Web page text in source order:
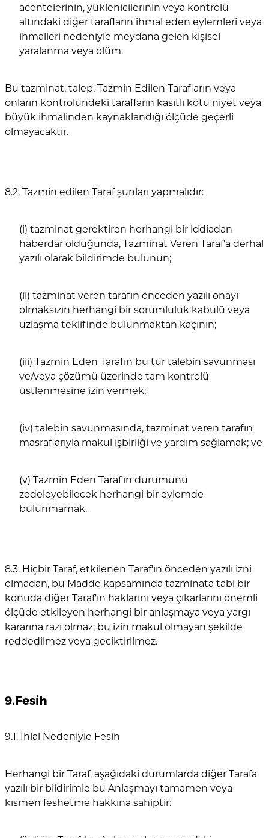
acentelerinin, yüklenicilerinin veya kontrolü
altındaki diğer tarafların ihmal eden eylemleri veya
ihmalleri nedeniyle meydana gelen kişisel
yaralanma veya ölüm.
Bu tazminat, talep, Tazmin Edilen Tarafların veya
onların kontrolündeki tarafların kasıtlı kötü niyet veya
büyük ihmalinden kaynaklandığı ölçüde geçerli
olmayacaktır.
8.2. Tazmin edilen Taraf şunları yapmalıdır:
(i) tazminat gerektiren herhangi bir iddiadan
haberdar olduğunda, Tazminat Veren Taraf'a derhal
yazılı olarak bildirimde bulunun;
(ii) tazminat veren tarafın önceden yazılı onayı
olmaksızın herhangi bir sorumluluk kabulü veya
uzlaşma teklifinde bulunmaktan kaçının;
(iii) Tazmin Eden Tarafın bu tür talebin savunması
ve/veya çözümü üzerinde tam kontrolü
üstlenmesine izin vermek;
(iv) talebin savunmasında, tazminat veren tarafın
masraflarıyla makul işbirliği ve yardım sağlamak; ve
(v) Tazmin Eden Taraf'ın durumunu
zedeleyebilecek herhangi bir eylemde
bulunmamak.
8.3. Hiçbir Taraf, etkilenen Taraf'ın önceden yazılı izni
olmadan, bu Madde kapsamında tazminata tabi bir
konuda diğer Taraf'ın haklarını veya çıkarlarını önemli
ölçüde etkileyen herhangi bir anlaşmaya veya yargı
kararına razı olmaz; bu izin makul olmayan şekilde
reddedilmez veya geciktirilmez.
9.Fesih
9.1. İhlal Nedeniyle Fesih
Herhangi bir Taraf, aşağıdaki durumlarda diğer Tarafa
yazılı bir bildirimle bu Anlaşmayı tamamen veya
kısmen feshetme hakkına sahiptir: